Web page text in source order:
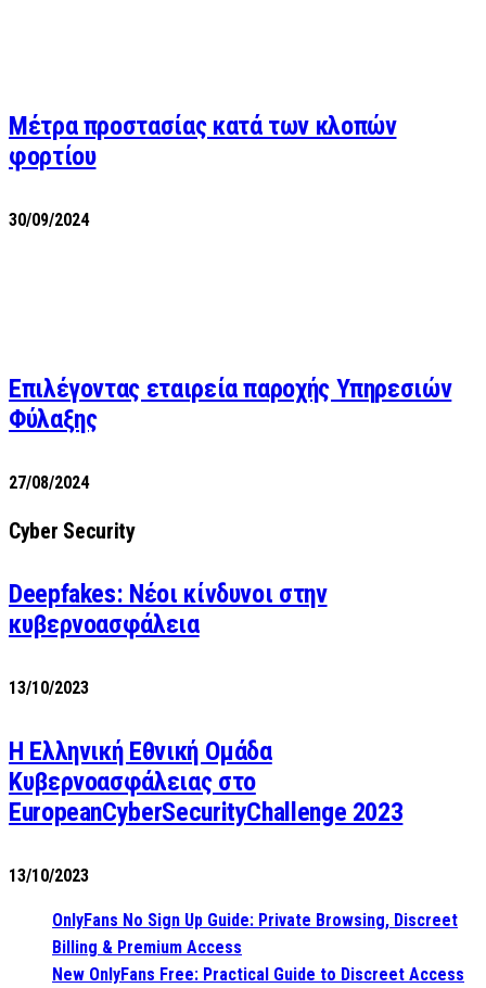
Μέτρα προστασίας κατά των κλοπών
φορτίου
30/09/2024
Επιλέγοντας εταιρεία παροχής Υπηρεσιών
Φύλαξης
27/08/2024
Cyber Security
Deepfakes: Νέοι κίνδυνοι στην
κυβερνοασφάλεια
13/10/2023
Η Ελληνική Εθνική Ομάδα
Κυβερνοασφάλειας στο
EuropeanCyberSecurityChallenge 2023
13/10/2023
OnlyFans No Sign Up Guide: Private Browsing, Discreet
Billing & Premium Access
New OnlyFans Free: Practical Guide to Discreet Access